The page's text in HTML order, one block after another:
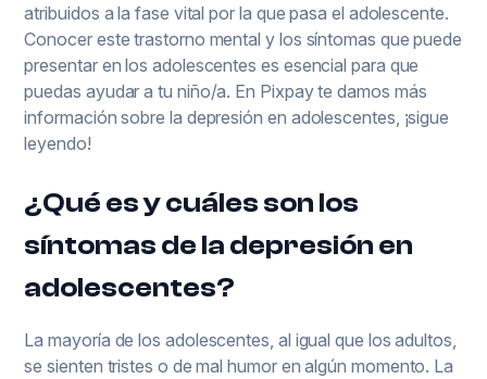
atribuidos a la fase vital por la que pasa el adolescente.
Conocer este trastorno mental y los síntomas que puede
presentar en los adolescentes es esencial para que
puedas ayudar a tu niño/a. En Pixpay te damos más
información sobre la depresión en adolescentes, ¡sigue
leyendo!
¿Qué es y cuáles son los
síntomas de la depresión en
adolescentes?
La mayoría de los adolescentes, al igual que los adultos,
se sienten tristes o de mal humor en algún momento. La